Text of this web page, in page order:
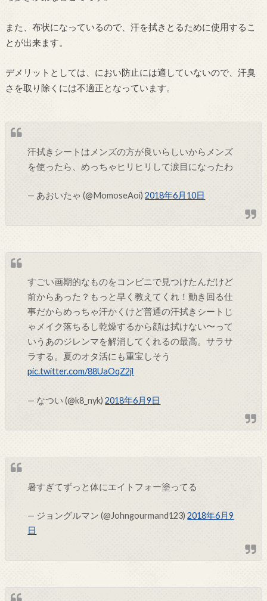
また、布状になっているので、汗を拭きとるために使用するこ
とが出来ます。
デメリットとしては、におい防止には適していないので、汗臭
さを取り除くには不適正となっています。
汗拭きシートはメンズの方が良いらしいからメンズ
を使ったら、めっちゃヒリヒリして涙目になったわ
— あおいたゃ (@MomoseAoi)2018年6月10日
すごい画期的なものをコンビニで見つけたんだけど
前からあった？もっと早く教えてくれ！動き回る仕
事だからめっちゃ汗かくけど普通の汗拭きシートじ
ゃメイク落ちるし乾燥するから顔は拭けない〜って
いうあのジレンマを解消してくれるの最高。サラサ
ラする。夏のオタ活にも重宝しそう
pic.twitter.com/88UaOqZ2jl
— なつい (@k8_nyk)2018年6月9日
暑すぎてずっと体にエイトフォー塗ってる
— ジョングルマン (@Johngourmand123)2018年6月9
日